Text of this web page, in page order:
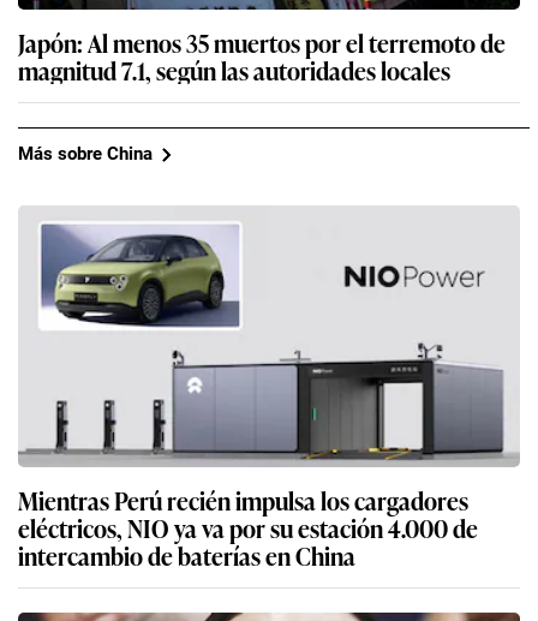
Japón: Al menos 35 muertos por el terremoto de
magnitud 7.1, según las autoridades locales
Más sobre China
Mientras Perú recién impulsa los cargadores
eléctricos, NIO ya va por su estación 4.000 de
intercambio de baterías en China